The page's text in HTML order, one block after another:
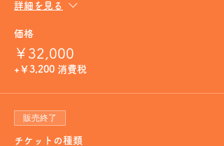
詳細を見る
価格
￥32,000
+￥3,200 消費税
販売終了
チケットの種類